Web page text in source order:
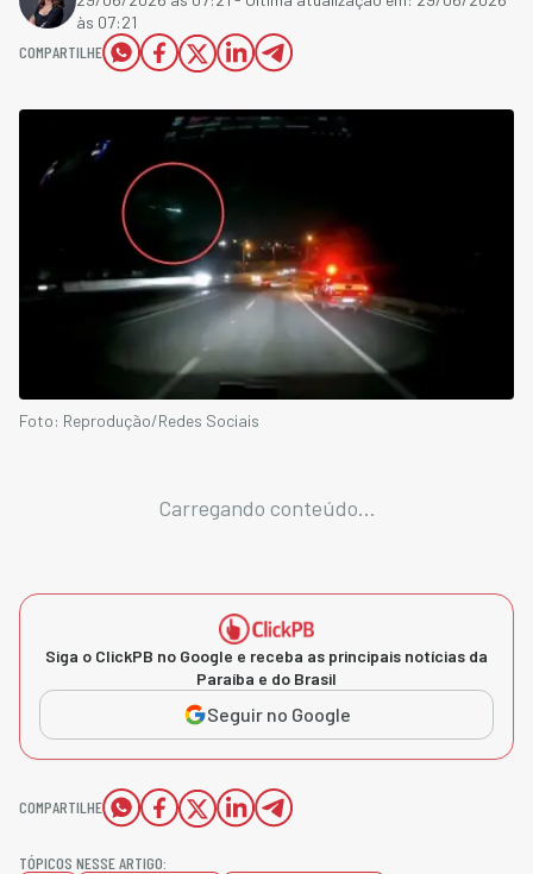
às 07:21
COMPARTILHE
Foto: Reprodução/Redes Sociais
Carregando conteúdo...
Siga o ClickPB no Google e receba as principais notícias da
Paraíba e do Brasil
Seguir no Google
COMPARTILHE
TÓPICOS NESSE ARTIGO: